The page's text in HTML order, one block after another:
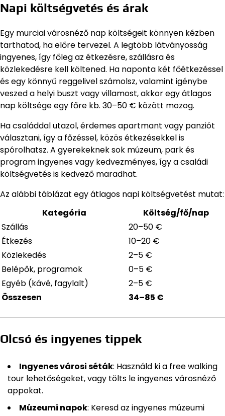
Napi költségvetés és árak
Egy murciai városnéző nap költségeit könnyen kézben
tarthatod, ha előre tervezel. A legtöbb látványosság
ingyenes, így főleg az étkezésre, szállásra és
közlekedésre kell költened. Ha naponta két főétkezéssel
és egy könnyű reggelivel számolsz, valamint igénybe
veszed a helyi buszt vagy villamost, akkor egy átlagos
nap költsége egy főre kb. 30–50 € között mozog.
Ha családdal utazol, érdemes apartmant vagy panziót
választani, így a főzéssel, közös étkezésekkel is
spórolhatsz. A gyerekeknek sok múzeum, park és
program ingyenes vagy kedvezményes, így a családi
költségvetés is kedvező maradhat.
Az alábbi táblázat egy átlagos napi költségvetést mutat:
Kategória
Költség/fő/nap
Szállás
20–50 €
Étkezés
10–20 €
Közlekedés
2–5 €
Belépők, programok
0–5 €
Egyéb (kávé, fagylalt)
2–5 €
Összesen
34–85 €
Olcsó és ingyenes tippek
Ingyenes városi séták: Használd ki a free walking
tour lehetőségeket, vagy tölts le ingyenes városnéző
appokat.
Múzeumi napok: Keresd az ingyenes múzeumi